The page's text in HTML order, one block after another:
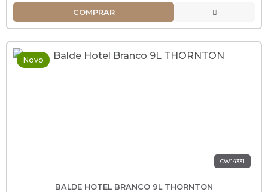
COMPRAR
Novo
CW14331
BALDE HOTEL BRANCO 9L THORNTON